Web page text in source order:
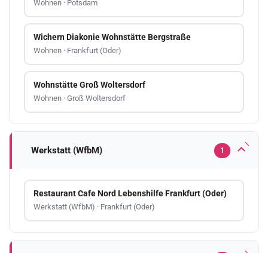
Wohnen · Potsdam
Wichern Diakonie Wohnstätte Bergstraße
Wohnen · Frankfurt (Oder)
Wohnstätte Groß Woltersdorf
Wohnen · Groß Woltersdorf
Werkstatt (WfbM) 1
Restaurant Cafe Nord Lebenshilfe Frankfurt (Oder)
Werkstatt (WfbM) · Frankfurt (Oder)